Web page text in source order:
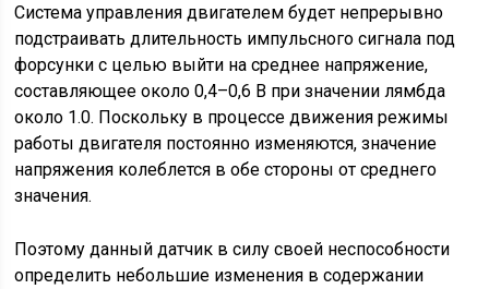
Система управления двигателем будет непрерывно
подстраивать длительность импульсного сигнала под
форсунки с целью выйти на среднее напряжение,
составляющее около 0,4–0,6 В при значении лямбда
около 1.0. Поскольку в процессе движения режимы
работы двигателя постоянно изменяются, значение
напряжения колеблется в обе стороны от среднего
значения.
Поэтому данный датчик в силу своей неспособности
определить небольшие изменения в содержании